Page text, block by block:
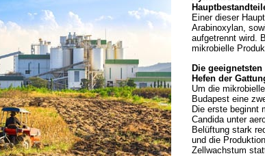
Einer dieser
Arabinoxylan,
aufgetrennt wird.
mikrobielle
Die
Hefen der
Um die
Budapest eine
Die erste beginnt
Candida unter
Belüftung stark
und die
Zellwachstum